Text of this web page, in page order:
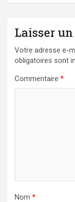
Laisser
Votre adresse e-
obligatoires sont
Commentaire *
Nom *